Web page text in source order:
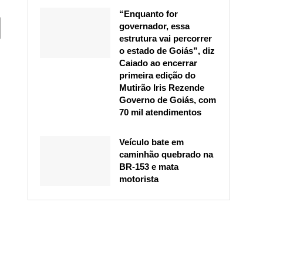
“Enquanto for
governador, essa
estrutura vai percorrer
o estado de Goiás”, diz
Caiado ao encerrar
primeira edição do
Mutirão Iris Rezende
Governo de Goiás, com
70 mil atendimentos
Veículo bate em
caminhão quebrado na
BR-153 e mata
motorista